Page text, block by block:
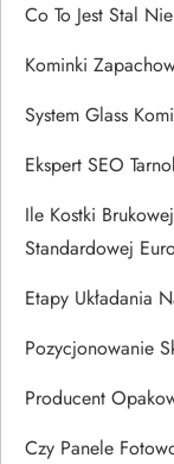
Co To Jest Stal
Kominki
System Glass
Ekspert SEO
Ile Kostki
Standardowej
Etapy Układania
Pozycjonowanie
Producent
Czy Panele